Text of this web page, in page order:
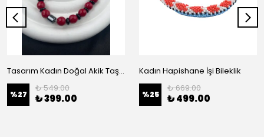
Tasarım Kadın Doğal Akik Taş Bileklik
%27
₺ 549.00
₺ 399.00
Kadın Hapishane İşi Bileklik
%25
₺ 669.00
₺ 499.00